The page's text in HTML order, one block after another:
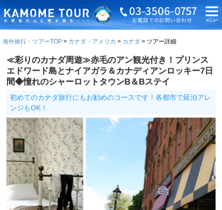
海外旅行・ツアーTOP カナダ・アメリカ カナダ ツアー詳細
≪彩りのカナダ周遊≫赤毛のアン観光付き！プリンス
エドワード島とナイアガラ＆カナディアンロッキー7日
間◆憧れのシャーロットタウンB＆Bステイ
初めてのカナダ旅行にもお勧めのコースです！各都市で延泊アレ
ンジもOK！